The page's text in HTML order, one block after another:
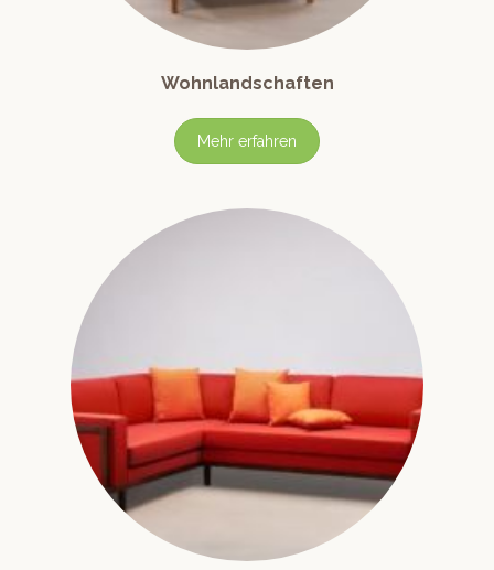
Wohnlandschaften
Mehr erfahren